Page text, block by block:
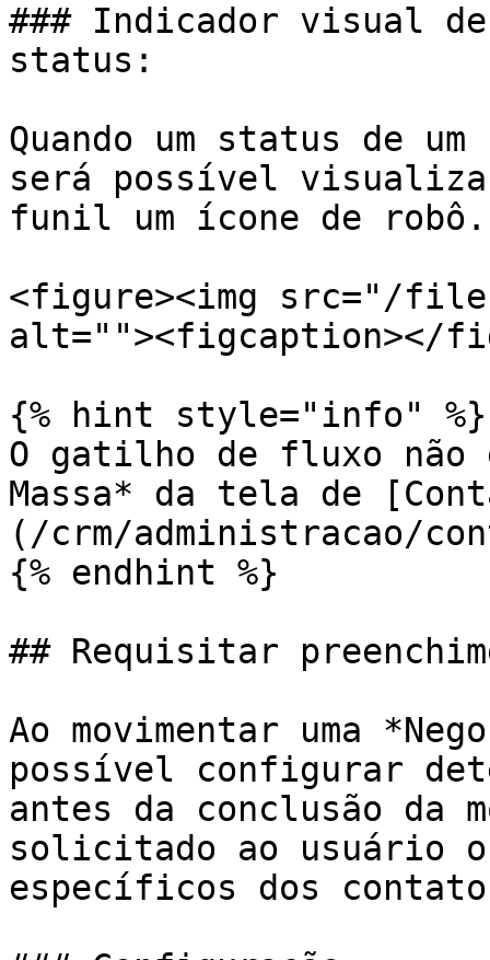
### Indicador visual
status:
Quando um status de
será possível
funil um ícone de robô.
<figure><img src="/files/
alt=""><figcaption></
{% hint style="info" %}
O gatilho de fluxo não
Massa* da tela de
(/crm/administracao/
{% endhint %}
## Requisitar
Ao movimentar uma
possível configurar
antes da conclusão da
solicitado ao usuário o
específicos dos